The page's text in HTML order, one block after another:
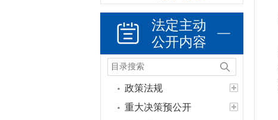
法定主动
公开内容
政策法规
重大决策预公开